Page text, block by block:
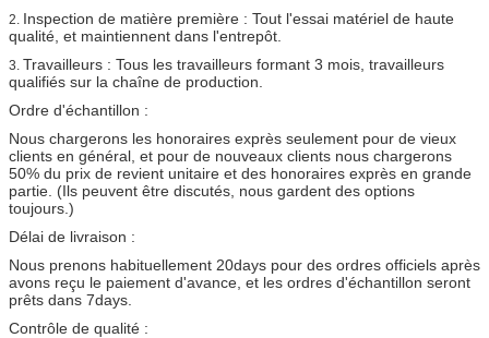
2. Inspection de matière première : Tout l'essai matériel de haute
qualité, et maintiennent dans l'entrepôt.
3. Travailleurs : Tous les travailleurs formant 3 mois, travailleurs
qualifiés sur la chaîne de production.
Ordre d'échantillon :
Nous chargerons les honoraires exprès seulement pour de vieux
clients en général, et pour de nouveaux clients nous chargerons
50% du prix de revient unitaire et des honoraires exprès en grande
partie. (Ils peuvent être discutés, nous gardent des options
toujours.)
Délai de livraison :
Nous prenons habituellement 20days pour des ordres officiels après
avons reçu le paiement d'avance, et les ordres d'échantillon seront
prêts dans 7days.
Contrôle de qualité :